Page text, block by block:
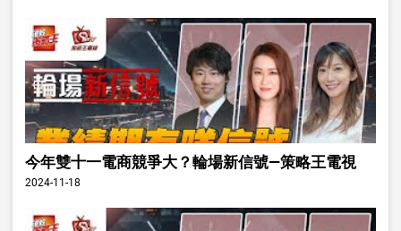
今年雙十一電商競爭大？輪場新信號—策略王電視
2024-11-18